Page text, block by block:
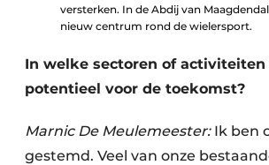
versterken. In de Abdij van
nieuw centrum rond de wielersport.
In welke sectoren of activiteiten
potentieel voor de toekomst?
Marnic De Meulemeester:Ik ben
gestemd. Veel van onze